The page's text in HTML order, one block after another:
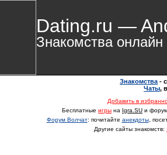
Dating.ru —
Знакомства онлайн
Знакомства -
Чаты,
Добавить в
Бесплатные игры на Igra.SU и
Форум Волчат: почитайте анекдоты,
Другие сайты знакомств: